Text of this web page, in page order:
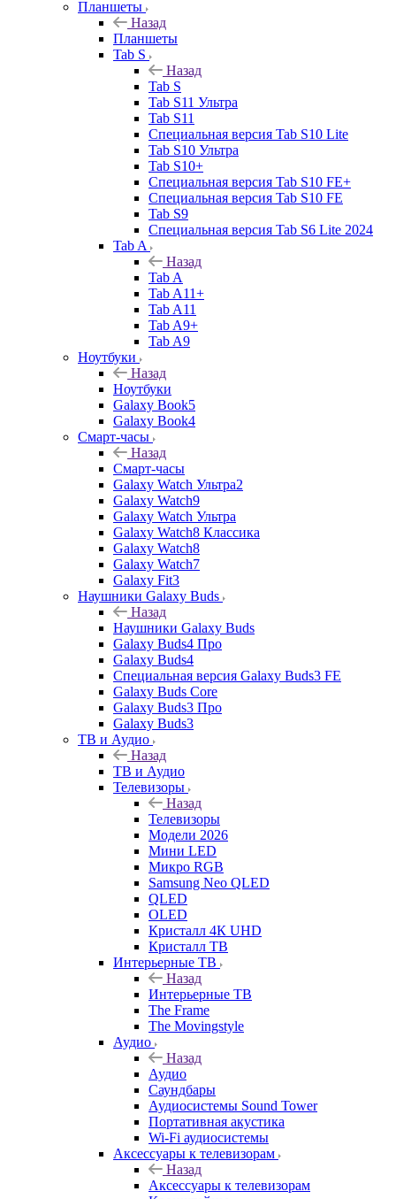
Планшеты
Назад
Планшеты
Tab S
Назад
Tab S
Tab S11 Ультра
Tab S11
Специальная версия Tab S10 Lite
Tab S10 Ультра
Tab S10+
Специальная версия Tab S10 FE+
Специальная версия Tab S10 FE
Tab S9
Специальная версия Tab S6 Lite 2024
Tab A
Назад
Tab A
Tab A11+
Tab A11
Tab A9+
Tab A9
Ноутбуки
Назад
Ноутбуки
Galaxy Book5
Galaxy Book4
Смарт-часы
Назад
Смарт-часы
Galaxy Watch Ультра2
Galaxy Watch9
Galaxy Watch Ультра
Galaxy Watch8 Классика
Galaxy Watch8
Galaxy Watch7
Galaxy Fit3
Наушники Galaxy Buds
Назад
Наушники Galaxy Buds
Galaxy Buds4 Про
Galaxy Buds4
Специальная версия Galaxy Buds3 FE
Galaxy Buds Core
Galaxy Buds3 Про
Galaxy Buds3
ТВ и Аудио
Назад
ТВ и Аудио
Телевизоры
Назад
Телевизоры
Модели 2026
Мини LED
Микро RGB
Samsung Neo QLED
QLED
OLED
Кристалл 4К UHD
Кристалл ТВ
Интерьерные ТВ
Назад
Интерьерные ТВ
The Frame
The Movingstyle
Аудио
Назад
Аудио
Саундбары
Аудиосистемы Sound Tower
Портативная акустика
Wi-Fi аудиосистемы
Аксессуары к телевизорам
Назад
Аксессуары к телевизорам